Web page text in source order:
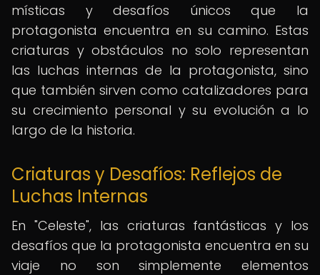
místicas y desafíos únicos que la
protagonista encuentra en su camino. Estas
criaturas y obstáculos no solo representan
las luchas internas de la protagonista, sino
que también sirven como catalizadores para
su crecimiento personal y su evolución a lo
largo de la historia.
Criaturas y Desafíos: Reflejos de
Luchas Internas
En "Celeste", las criaturas fantásticas y los
desafíos que la protagonista encuentra en su
viaje no son simplemente elementos